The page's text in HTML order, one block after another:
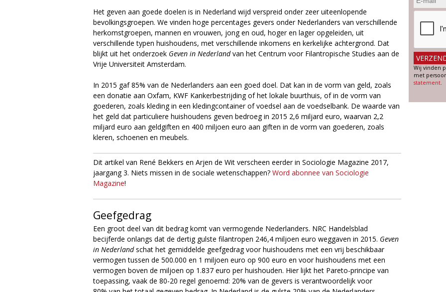
z
i
n
e
Het geven aan goede doelen is in Nederland wijd verspreid onder zeer uiteenlopende
bevolkingsgroepen. We vinden hoge percentages gevers onder Nederlanders van verschillende
herkomstgroepen, mannen en vrouwen, jong en oud, hoger en lager opgeleiden, uit
verschillende typen huishoudens, met verschillende inkomens en kerkelijke achtergrond. Dat
blijkt uit het onderzoek Geven in Nederlandvan het Centrum voor Filantropische Studies aan de
Vrije Universiteit Amsterdam.
In 2015 gaf 85% van de Nederlanders aan een goed doel. Dat kan in de vorm van geld, zoals
een donatie aan Oxfam, KWF Kankerbestrijding of het lokale buurthuis, of in de vorm van
goederen, zoals kleding in een kledingcontainer of voedsel aan de voedselbank. De waarde van
het geld dat particuliere huishoudens geven bedroeg in 2015 2,6 miljard euro, waarvan 2,2
miljard euro aan geldgiften en 400 miljoen euro aan giften in de vorm van goederen, zoals
kleren, schoenen en meubels.
Dit artikel van René Bekkers en Arjen de Wit verscheen eerder in Sociologie Magazine 2017,
jaargang 3. Niets missen in de sociale wetenschappen? Word abonnee van Sociologie
Magazine!
Geefgedrag
Een groot deel van dit bedrag komt van vermogende Nederlanders. NRC Handelsblad
becijferde onlangs dat de dertig gulste filantropen 246,4 miljoen euro weggaven in 2015. Geven
in Nederlandschat het gemiddelde geefgedrag voor huishoudens met een vrij beschikbaar
vermogen tussen de 500.000 en 1 miljoen euro op 900 euro en voor huishoudens met een
vermogen boven de miljoen op 1.837 euro per huishouden. Hier lijkt het Pareto-principe van
toepassing, vaak de 80-20 regel genoemd: 20% van de gevers is verantwoordelijk voor
Wij vinden
met
statement.